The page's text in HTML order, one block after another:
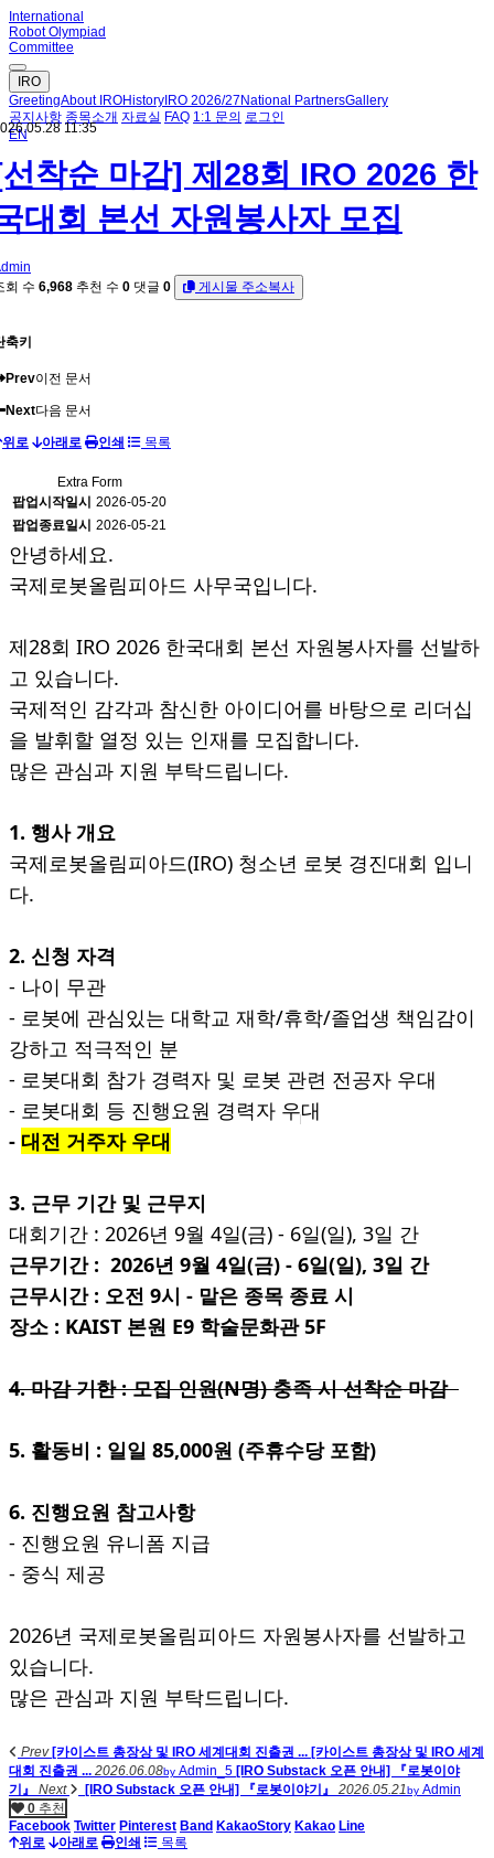
International
Robot Olympiad
Committee
IRO
GreetingAbout IROHistory IRO 2026/27 National PartnersGallery
공지사항 종목소개 자료실 FAQ 1:1 문의 로그인
EN
11:35
착순 마감] 제28회 IRO 2026 한
대회 본선 자원봉사자 모집
회 수 6,968 추천 수 0 댓글 0 게시물 주소복사
축키
Prev이전 문서
Next다음 문서
위로 아래로 인쇄 목록
Extra Form
팝업시작일시 2026-05-20
팝업종료일시 2026-05-21
안녕하세요.
국제로봇올림피아드 사무국입니다.
제28회 IRO 2026 한국대회 본선 자원봉사자를 선발하
고 있습니다.
국제적인 감각과 참신한 아이디어를 바탕으로 리더십
을 발휘할 열정 있는 인재를 모집합니다.
많은 관심과 지원 부탁드립니다.
1. 행사 개요
국제로봇올림피아드(IRO) 청소년 로봇 경진대회 입니
다.
2. 신청 자격
- 나이 무관
- 로봇에 관심있는 대학교 재학/휴학/졸업생 책임감이
강하고 적극적인 분
- 로봇대회 참가 경력자 및 로봇 관련 전공자 우대
- 로봇대회 등 진행요원 경력자 우대
- 대전 거주자 우대
3. 근무 기간 및 근무지
대회기간 : 2026년 9월 4일(금) - 6일(일), 3일 간
근무기간 : 2026년 9월 4일(금) - 6일(일), 3일 간
근무시간 : 오전 9시 - 맡은 종목 종료 시
장소 : KAIST 본원 E9 학술문화관 5F
4. 마감 기한 : 모집 인원(N명) 충족 시 선착순 마감
5. 활동비 : 일일 85,000원 (주휴수당 포함)
6. 진행요원 참고사항
- 진행요원 유니폼 지급
- 중식 제공
2026년 국제로봇올림피아드 자원봉사자를 선발하고
있습니다.
많은 관심과 지원 부탁드립니다.
Prev [카이스트 총장상 및 IRO 세계대회 진출권 ... [카이스트 총장상 및 IRO 세계
대회 진출권 ... 2026.06.08by Admin_5 [IRO Substack 오픈 안내] 『로봇이야
기』
Next [IRO Substack 오픈 안내] 『로봇이야기』 2026.05.21by Admin
0 추천
Facebook Twitter Pinterest Band KakaoStory Kakao Line
위로
아래로 인쇄 목록